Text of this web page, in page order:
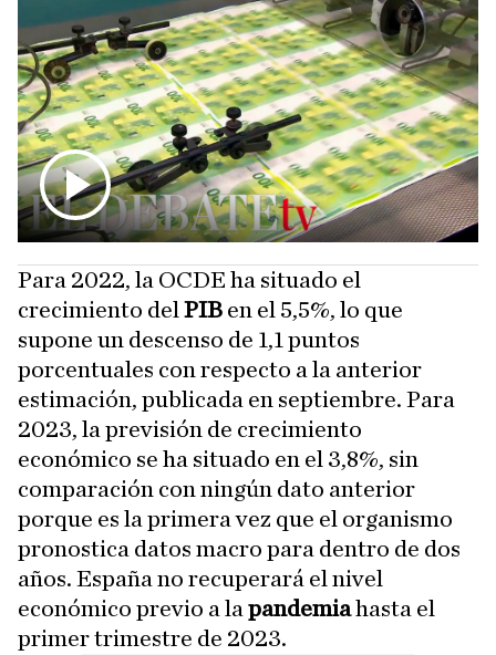
Para 2022, la OCDE ha situado el
crecimiento del PIB en el 5,5%, lo que
supone un descenso de 1,1 puntos
porcentuales con respecto a la anterior
estimación, publicada en septiembre. Para
2023, la previsión de crecimiento
económico se ha situado en el 3,8%, sin
comparación con ningún dato anterior
porque es la primera vez que el organismo
pronostica datos macro para dentro de dos
años. España no recuperará el nivel
económico previo a la pandemiahasta el
primer trimestre de 2023.